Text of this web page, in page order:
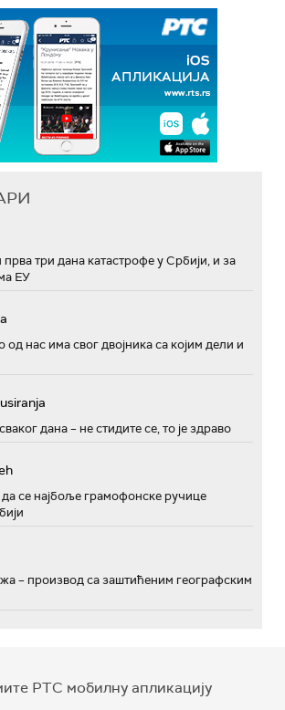
три дана катастрофе у Србији, и за
ЕУ
од нас има свог двојника са којим дели и
дана – не стидите се, то је здраво
се најбоље грамофонске ручице
– производ са заштићеним географским
РТС мобилну апликацију